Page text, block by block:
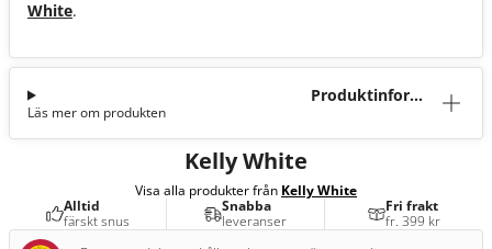
White.
Produktinforma
Läs mer om produkten
Kelly White
Visa alla produkter från Kelly White
Alltid
färskt snus
Snabba
leveranser
Fri frakt
fr. 399 kr